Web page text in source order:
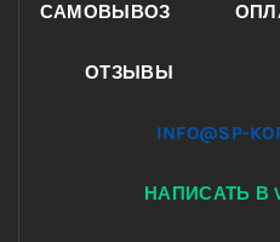
САМОВЫВОЗ
ОТЗЫВЫ
INFO@SP-
НАПИСАТЬ В